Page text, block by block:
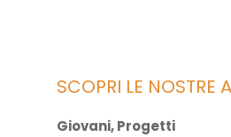
SCOPRI LE NOSTRE
Giovani,Progetti